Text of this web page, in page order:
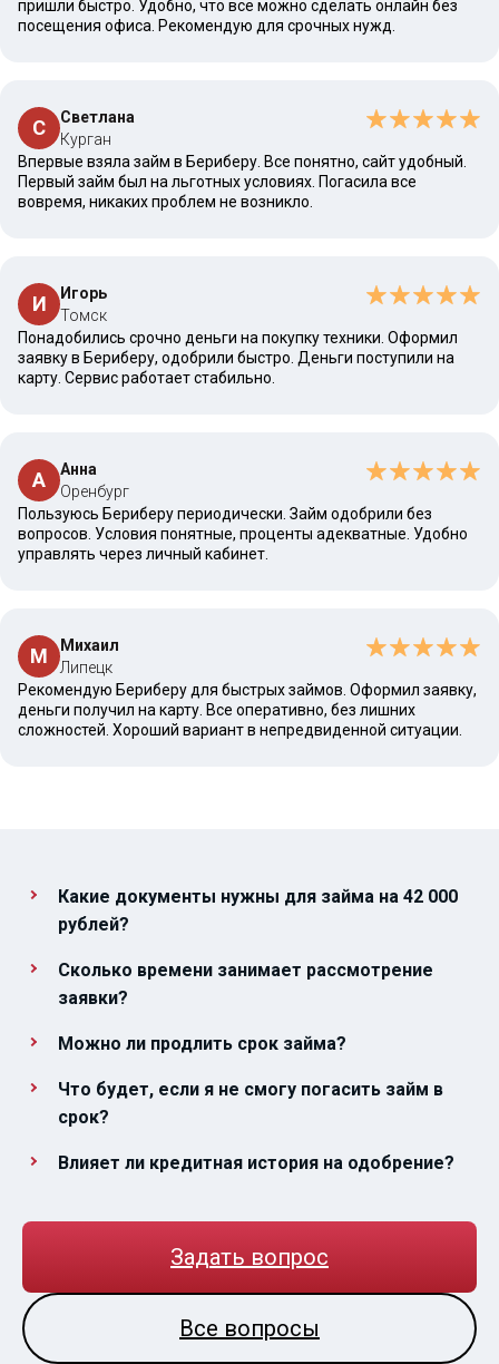
пришли быстро. Удобно, что все можно сделать онлайн без
посещения офиса. Рекомендую для срочных нужд.
С
Светлана
Курган
Впервые взяла займ в Бериберу. Все понятно, сайт удобный.
Первый займ был на льготных условиях. Погасила все
вовремя, никаких проблем не возникло.
И
Игорь
Томск
Понадобились срочно деньги на покупку техники. Оформил
заявку в Бериберу, одобрили быстро. Деньги поступили на
карту. Сервис работает стабильно.
А
Анна
Оренбург
Пользуюсь Бериберу периодически. Займ одобрили без
вопросов. Условия понятные, проценты адекватные. Удобно
управлять через личный кабинет.
М
Михаил
Липецк
Рекомендую Бериберу для быстрых займов. Оформил заявку,
деньги получил на карту. Все оперативно, без лишних
сложностей. Хороший вариант в непредвиденной ситуации.
Какие документы нужны для займа на 42 000
рублей?
Сколько времени занимает рассмотрение
заявки?
Можно ли продлить срок займа?
Что будет, если я не смогу погасить займ в
срок?
Влияет ли кредитная история на одобрение?
Задать вопрос
Все вопросы